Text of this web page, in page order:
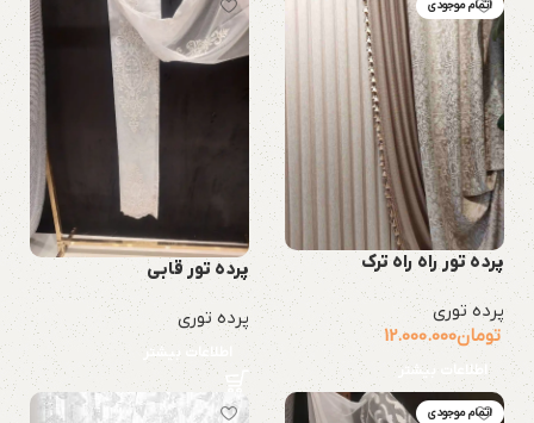
اتمام موجودی
پرده تور راه راه ترک
پرده توری
تومان12.000.000
اطلاعات بیشتر
پرده تور قابی
پرده توری
اطلاعات بیشتر
اتمام موجودی